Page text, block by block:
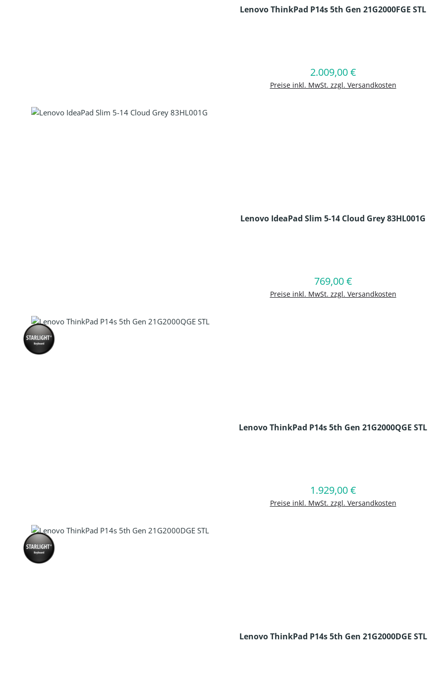
Lenovo ThinkPad P14s 5th Gen 21G2000FGE STL
Regulärer Preis:
2.009,00 €
Preise inkl. MwSt. zzgl. Versandkosten
In den Warenkorb
Lenovo IdeaPad Slim 5-14 Cloud Grey 83HL001G
Regulärer Preis:
769,00 €
Preise inkl. MwSt. zzgl. Versandkosten
In den Warenkorb
Lenovo ThinkPad P14s 5th Gen 21G2000QGE STL
Regulärer Preis:
1.929,00 €
Preise inkl. MwSt. zzgl. Versandkosten
In den Warenkorb
Lenovo ThinkPad P14s 5th Gen 21G2000DGE STL